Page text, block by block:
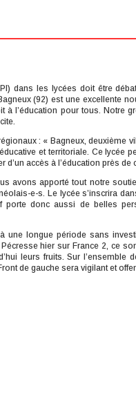
dans les lycées doit être
(92) est une excellente
à l’éducation pour tous. Notre
: « Bagneux, deuxième
et territoriale. Ce lycée
accès à l’éducation près de
avons apporté tout notre
e-s. Le lycée s’inscrira
donc aussi de belles
une longue période sans
hier sur France 2, ce
leurs fruits. Sur l’ensemble
de gauche sera vigilant et